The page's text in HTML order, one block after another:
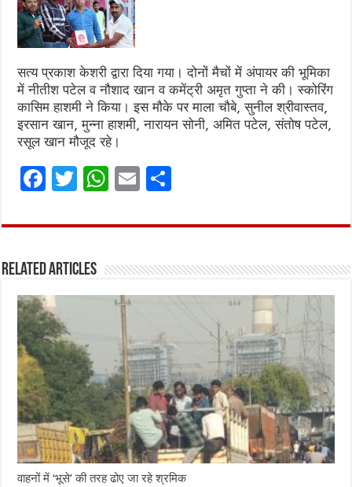
सत्य प्रकाश केशरी द्वारा दिया गया। दोनों मैचों में अंपायर की भूमिका
में नीतीश पटेल व नौशाद खान व कमेंट्री अमृत गुप्ता ने की। स्कोरिंग
कासिम हाशमी ने किया। इस मौके पर माला चौबे, सुनील श्रीवास्तव,
इरसान खान, मुन्ना हाशमी, नारायन सोनी, अमित पटेल, संतोष पटेल,
रसूल खान मौजूद रहे।
F
ce
o
o
k
T
it
r
W
at
A
p
p
E
ai ar
Related Articles
वाहनों में ‘भूसे’ की तरह ढोए जा रहे श्रमिक